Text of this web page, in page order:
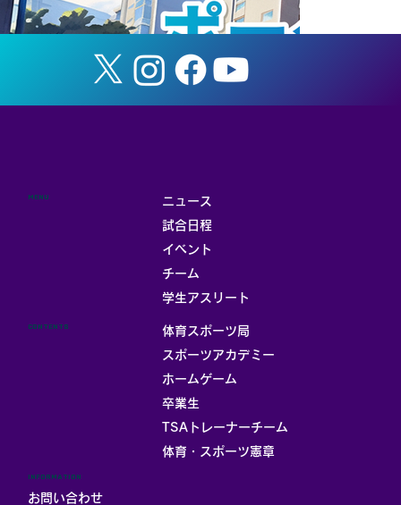
ニュース
試合日程
イベント
チーム
学生アスリート
MENU
体育スポーツ局
スポーツアカデミー
ホームゲーム
卒業生
TSAトレーナーチーム
体育・スポーツ憲章
CONTENTS
INFORMATION
お問い合わせ